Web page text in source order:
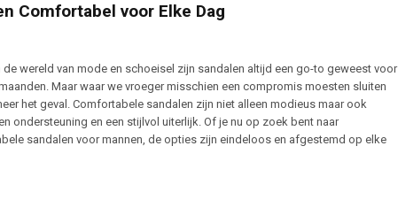
Comfortabel voor Elke Dag
wereld van mode en schoeisel zijn sandalen altijd een go-to geweest voor
Maar waar we vroeger misschien een compromis moesten sluiten
het geval. Comfortabele sandalen zijn niet alleen modieus maar ook
ondersteuning en een stijlvol uiterlijk. Of je nu op zoek bent naar
sandalen voor mannen, de opties zijn eindeloos en afgestemd op elke